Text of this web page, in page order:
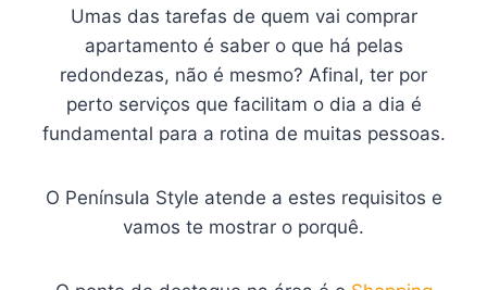
Umas das tarefas de quem vai comprar
apartamento é saber o que há pelas
redondezas, não é mesmo? Afinal, ter por
perto serviços que facilitam o dia a dia é
fundamental para a rotina de muitas pessoas.
O Península Style atende a estes requisitos e
vamos te mostrar o porquê.